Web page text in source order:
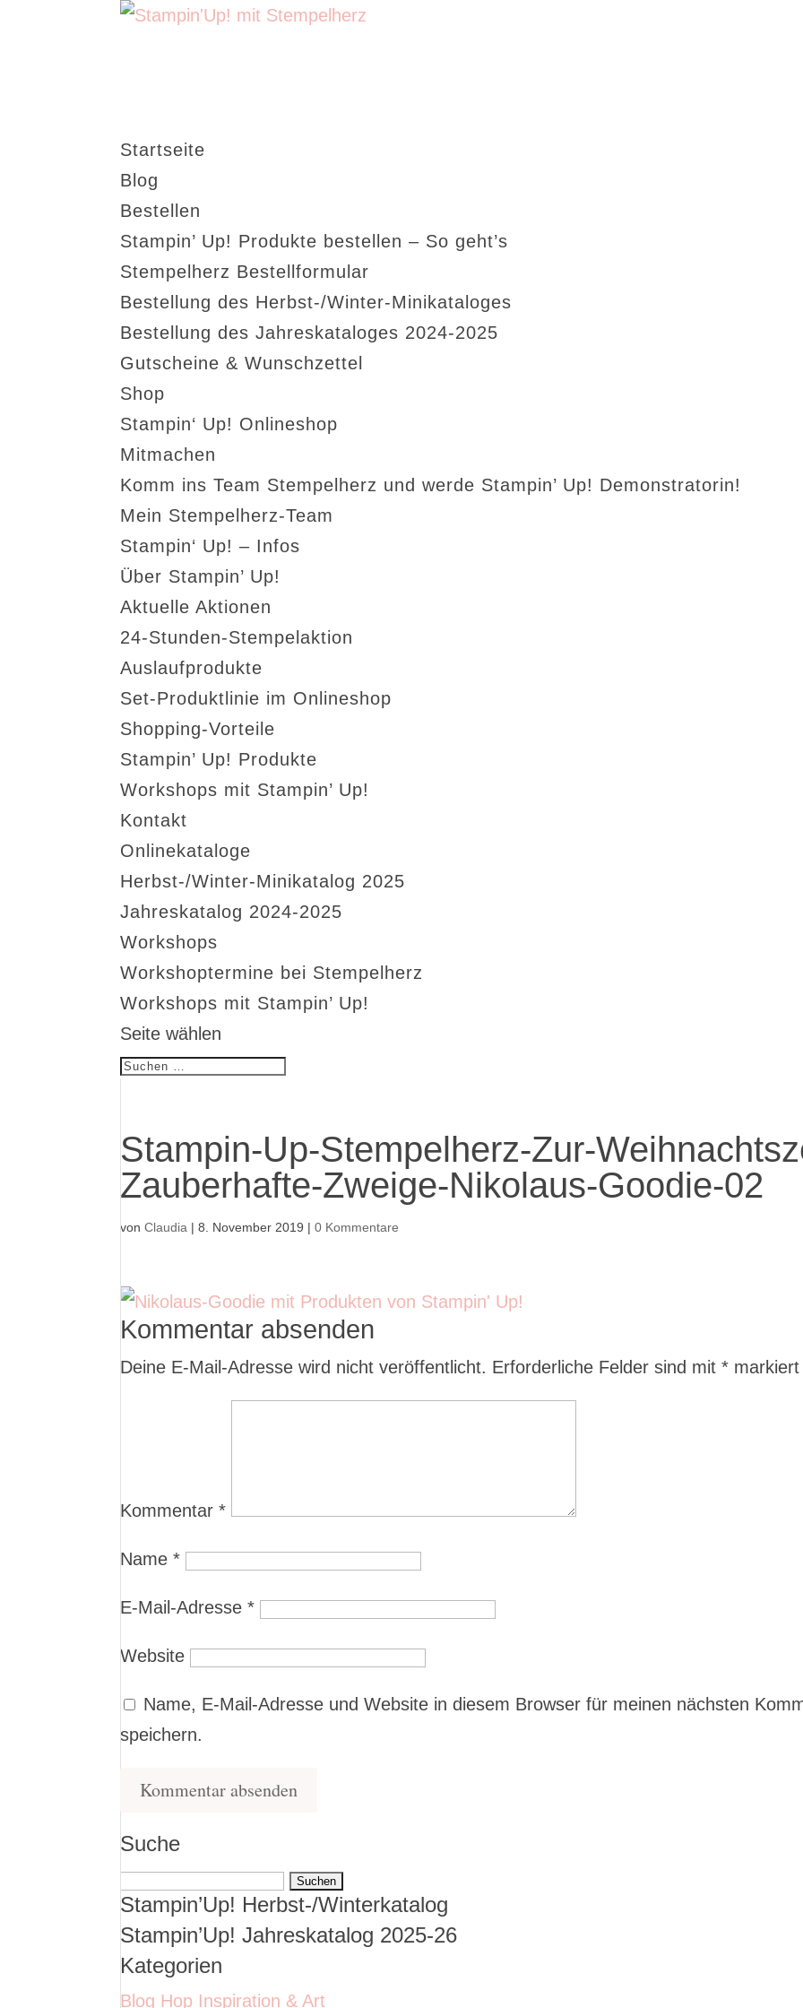
Startseite
Blog
Bestellen
Stampin’ Up! Produkte bestellen – So geht’s
Stempelherz Bestellformular
Bestellung des Herbst-/Winter-Minikataloges
Bestellung des Jahreskataloges 2024-2025
Gutscheine & Wunschzettel
Shop
Stampin‘ Up! Onlineshop
Mitmachen
Komm ins Team Stempelherz und werde Stampin’ Up! Demonstratorin!
Mein Stempelherz-Team
Stampin‘ Up! – Infos
Über Stampin’ Up!
Aktuelle Aktionen
24-Stunden-Stempelaktion
Auslaufprodukte
Set-Produktlinie im Onlineshop
Shopping-Vorteile
Stampin’ Up! Produkte
Workshops mit Stampin’ Up!
Kontakt
Onlinekataloge
Herbst-/Winter-Minikatalog 2025
Jahreskatalog 2024-2025
Workshops
Workshoptermine bei Stempelherz
Workshops mit Stampin’ Up!
Seite wählen
Stampin-Up-Stempelherz-Zur-
Zauberhafte-Zweige-Nikolaus-Goodie-02
vonClaudia |8. November 2019 |0 Kommentare
Kommentar absenden
Deine E-Mail-Adresse wird nicht veröffentlicht. Erforderliche Felder sind mit* markiert
Kommentar*
Name*
E-Mail-Adresse*
Website
Name, E-Mail-Adresse und Website in diesem Browser für meinen nächsten
speichern.
Suche
Suchen
nach:
Stampin’Up! Herbst-/Winterkatalog
Stampin’Up! Jahreskatalog 2025-26
Kategorien
Blog Hop Inspiration & Art